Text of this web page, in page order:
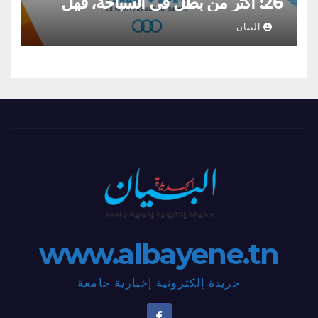
تكون الحصيلة ثقيلة من الذهب؟؟
البيان
www.albayene.tn
جريدة إلكترونية إخبارية جامعة